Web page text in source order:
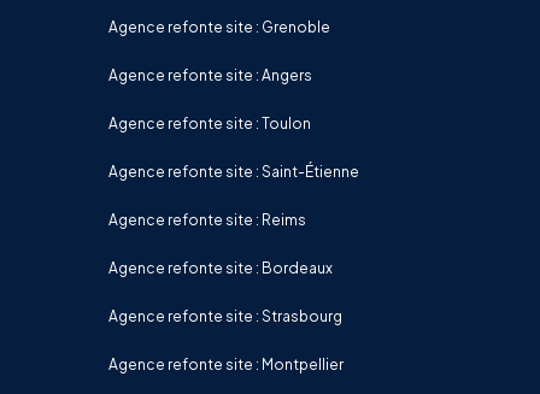
Agence refonte site : Grenoble
Agence refonte site : Angers
Agence refonte site : Toulon
Agence refonte site : Saint-Étienne
Agence refonte site : Reims
Agence refonte site : Bordeaux
Agence refonte site : Strasbourg
Agence refonte site : Montpellier